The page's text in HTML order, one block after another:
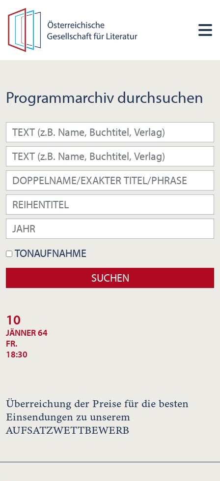
Programmarchiv durchsuchen
TONAUFNAHME
10
JÄNNER 64
FR.
18:30
Überreichung der Preise für die besten
Einsendungen zu unserem
AUFSATZWETTBEWERB